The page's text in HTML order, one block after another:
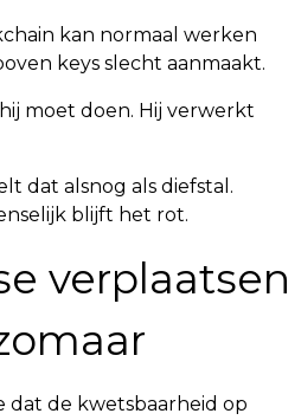
kan normaal werken
keys slecht aanmaakt.
moet doen. Hij verwerkt
dat alsnog als diefstal.
blijft het rot.
verplaatsen
dat de kwetsbaarheid op